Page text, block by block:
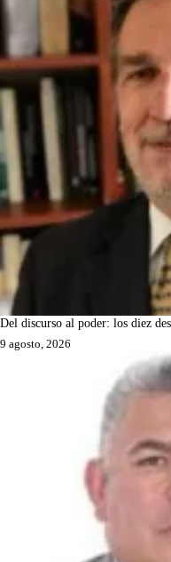
Del discurso al poder: los diez
9 agosto, 2026